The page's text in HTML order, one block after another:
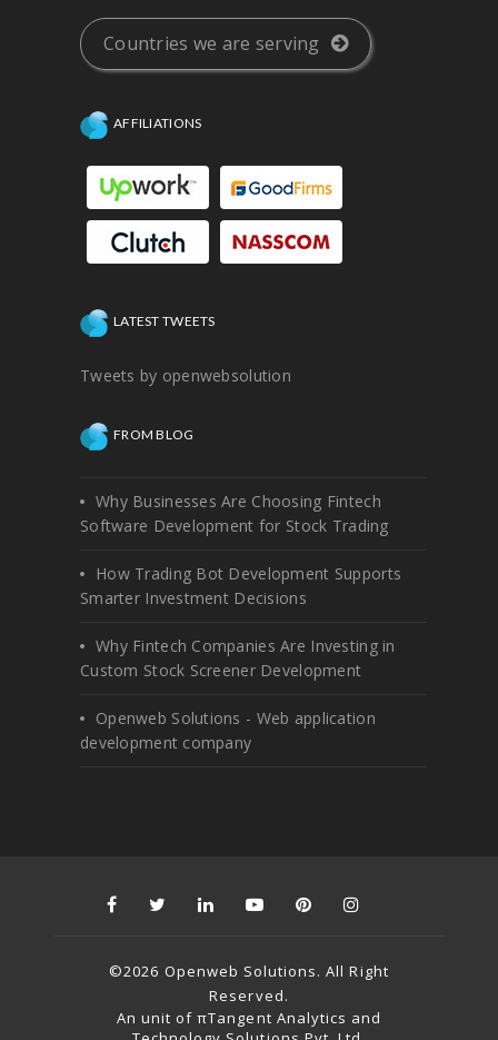
Countries we are serving
AFFILIATIONS
LATEST TWEETS
Tweets by openwebsolution
FROM BLOG
Why Businesses Are Choosing Fintech
Software Development for Stock Trading
How Trading Bot Development Supports
Smarter Investment Decisions
Why Fintech Companies Are Investing in
Custom Stock Screener Development
Openweb Solutions - Web application
development company
©2026 Openweb Solutions. All Right
Reserved.
An unit of πTangent Analytics and